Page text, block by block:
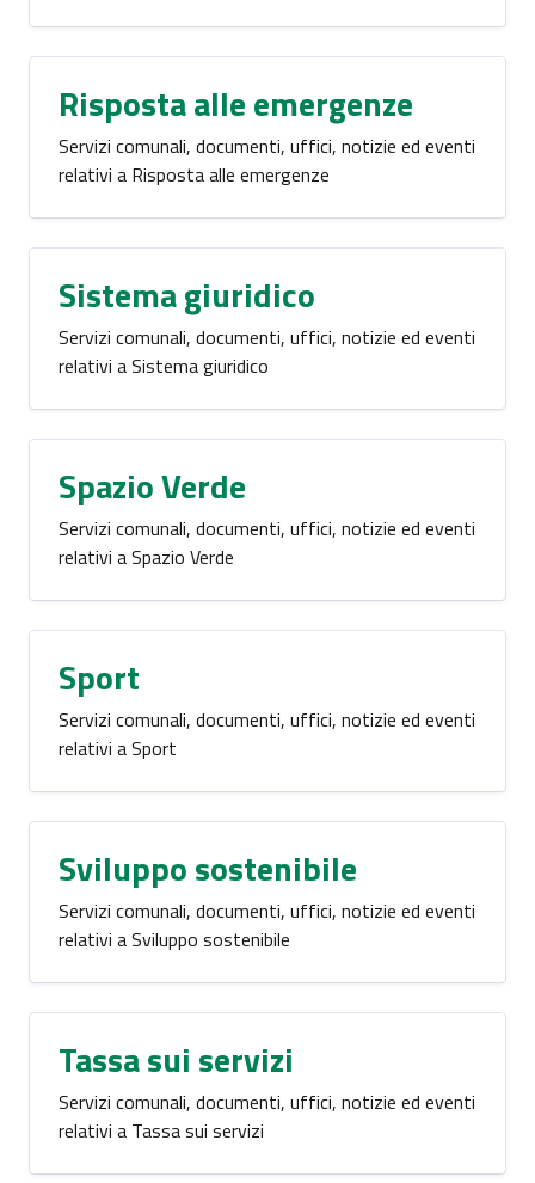
Risposta alle emergenze
Servizi comunali, documenti, uffici, notizie ed eventi
relativi a Risposta alle emergenze
Sistema giuridico
Servizi comunali, documenti, uffici, notizie ed eventi
relativi a Sistema giuridico
Spazio Verde
Servizi comunali, documenti, uffici, notizie ed eventi
relativi a Spazio Verde
Sport
Servizi comunali, documenti, uffici, notizie ed eventi
relativi a Sport
Sviluppo sostenibile
Servizi comunali, documenti, uffici, notizie ed eventi
relativi a Sviluppo sostenibile
Tassa sui servizi
Servizi comunali, documenti, uffici, notizie ed eventi
relativi a Tassa sui servizi